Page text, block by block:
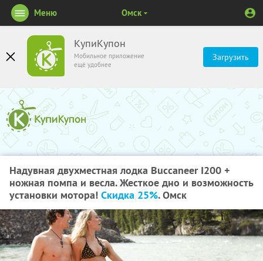
КупиКупон
Мобильное приложение
ещё удобнее
Загрузить
Меню Омск
Надувная двухместная лодка Buccaneer I200 +
ножная помпа и весла. Жесткое дно и возможность
установки мотора! Скидка 25%. Омск